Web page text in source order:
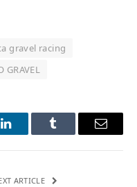
gravel racing
GRAVEL
LinkedInTumblr Email
ARTICLE